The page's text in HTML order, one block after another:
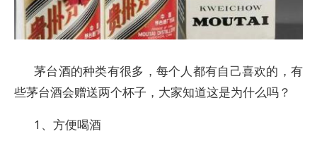
茅台酒的种类有很多，每个人都有自己喜欢的，有
些茅台酒会赠送两个杯子，大家知道这是为什么吗？
1、方便喝酒